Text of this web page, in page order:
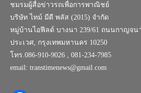
ชมรมผู้สื่อข่าวรถเพื่อการพาณิชย์
บริษัท ไทม์ มีดี พลัส (2015) จำกัด
หมู่บ้านไอฟีลด์ บางนา 239/61 ถนนกาญจน
ประเวศ, กรุงเทพมหานคร 10250
โทร.086-910-9026 , 081-234-7985
email: transtimenews@gmail.com